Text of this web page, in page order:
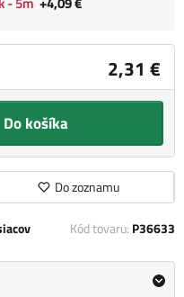
2,31 €
Do košíka
Do zoznamu
Kód tovaru: P36633